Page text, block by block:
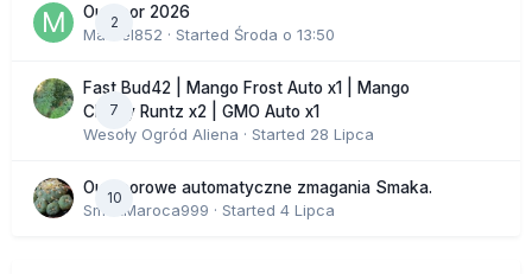
2
Outdoor 2026
Marcel852 · Started Środa o 13:50
7
Fast Bud42 | Mango Frost Auto x1 | Mango
Cherry Runtz x2 | GMO Auto x1
Wesoły Ogród Aliena · Started 28 Lipca
10
Outdoorowe automatyczne zmagania Smaka.
SmakMaroca999 · Started 4 Lipca